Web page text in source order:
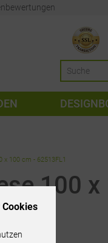
x 100 cm - 62513FL1
100